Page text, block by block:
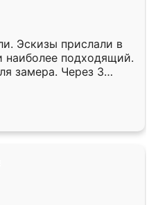
Эскизы прислали в
наиболее подходящий.
замера. Через 3
готова. Остались
Ренессанс
работу!